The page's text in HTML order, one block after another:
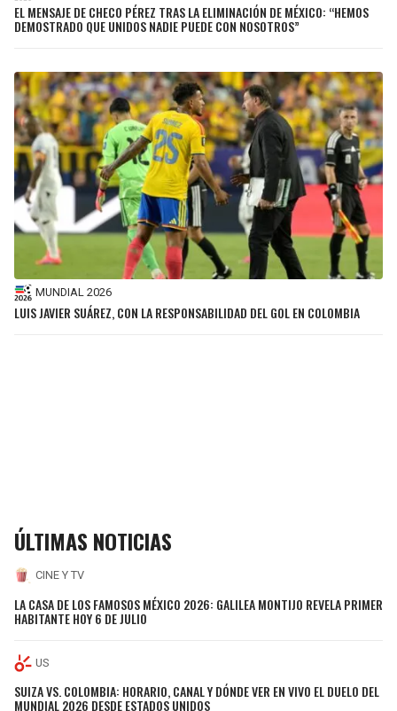
EL MENSAJE DE CHECO PÉREZ TRAS LA ELIMINACIÓN DE MÉXICO: “HEMOS
DEMOSTRADO QUE UNIDOS NADIE PUEDE CON NOSOTROS”
MUNDIAL 2026
LUIS JAVIER SUÁREZ, CON LA RESPONSABILIDAD DEL GOL EN COLOMBIA
ÚLTIMAS NOTICIAS
CINE Y TV
LA CASA DE LOS FAMOSOS MÉXICO 2026: GALILEA MONTIJO REVELA PRIMER
HABITANTE HOY 6 DE JULIO
US
SUIZA VS. COLOMBIA: HORARIO, CANAL Y DÓNDE VER EN VIVO EL DUELO DEL
MUNDIAL 2026 DESDE ESTADOS UNIDOS